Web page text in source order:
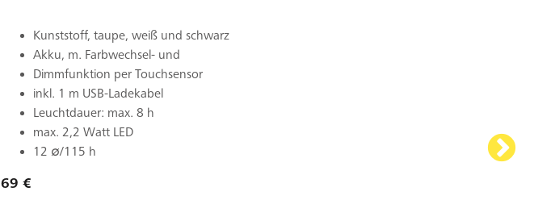
Kunststoff, taupe, weiß und schwarz
Akku, m. Farbwechsel- und
Dimmfunktion per Touchsensor
inkl. 1 m USB-Ladekabel
Leuchtdauer: max. 8 h
max. 2,2 Watt LED
12 ∅/115 h
69 €